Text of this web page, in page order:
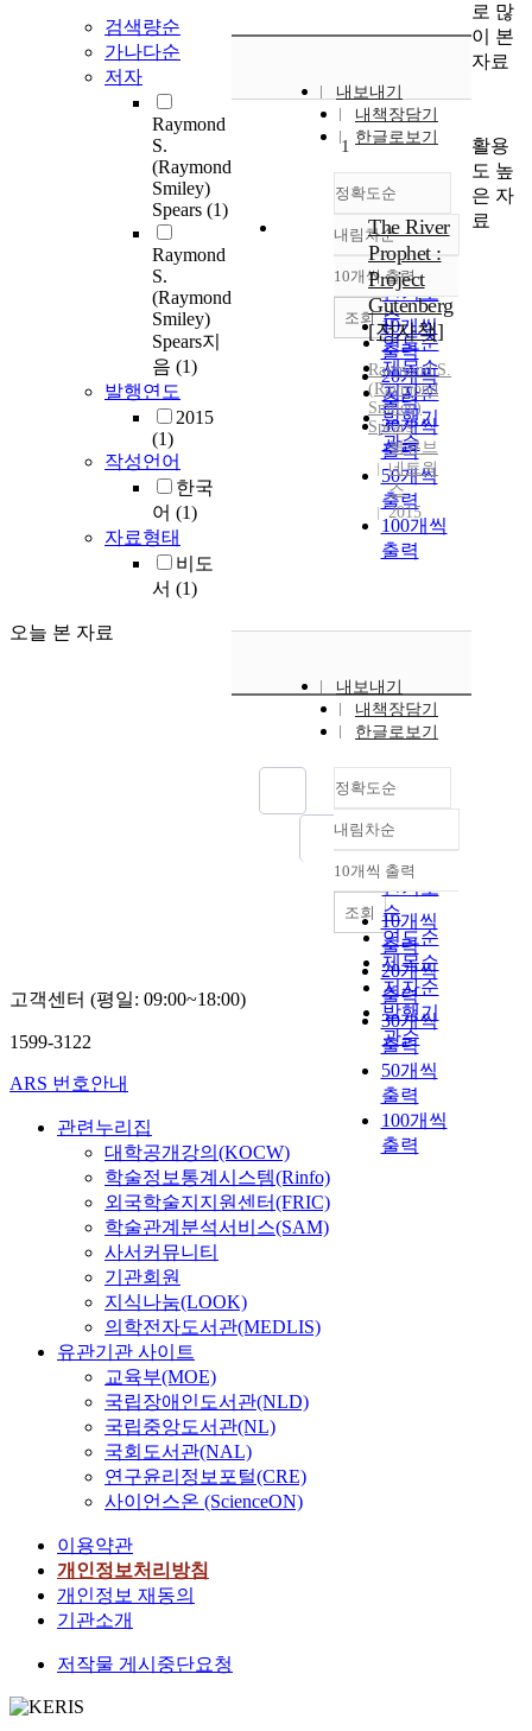
검색량순
가나다순
저자
Raymond
S.
(Raymond
Smiley)
Spears (1)
Raymond
S.
(Raymond
Smiley)
Spears지
음 (1)
발행연도
2015
(1)
작성언어
한국
어 (1)
자료형태
비도
서 (1)
오늘 본 자료
내보내기
내책장담기
한글로보기
정확도순
정확도
순
인기도
순
연도순
제목순
저자순
발행기
관순
내림차순
내림차순
10개씩 출력
10개씩
출력
20개씩
출력
30개씩
출력
50개씩
출력
100개씩
출력
조회
1
The River
Prophet :
Project
Gutenberg
[전자책]
Raymond S.
(Raymond
Smiley)
Spears
북큐브
네트웍
스
2015
내보내기
내책장담기
한글로보기
정확도순
정확도
순
인기도
순
연도순
제목순
저자순
발행기
관순
내림차순
내림차순
10개씩 출력
10개씩
출력
20개씩
출력
30개씩
출력
50개씩
출력
100개씩
출력
조회
로 많
이 본
자료
활용
도 높
은 자
료
고객센터 (평일: 09:00~18:00)
1599-3122
ARS 번호안내
관련누리집
대학공개강의(KOCW)
학술정보통계시스템(Rinfo)
외국학술지지원센터(FRIC)
학술관계분석서비스(SAM)
사서커뮤니티
기관회원
지식나눔(LOOK)
의학전자도서관(MEDLIS)
유관기관 사이트
교육부(MOE)
국립장애인도서관(NLD)
국립중앙도서관(NL)
국회도서관(NAL)
연구윤리정보포털(CRE)
사이언스온 (ScienceON)
이용약관
개인정보처리방침
개인정보 재동의
기관소개
저작물 게시중단요청